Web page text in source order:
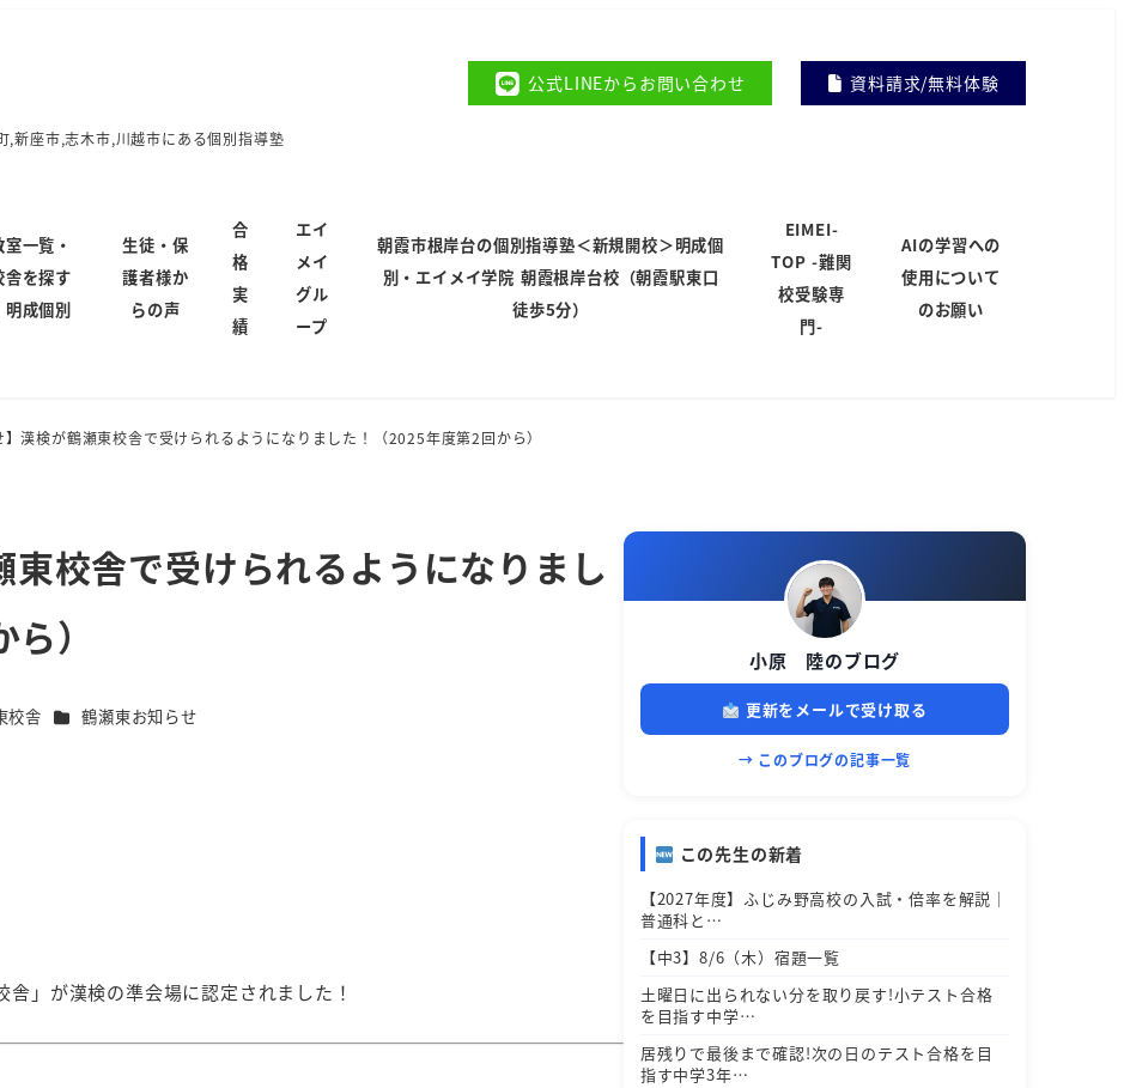
,新座市,志木市,川越市にある個別指導塾
公式LINEからお問い合わせ 資料請求/無料体験
室一覧・
舎を探す
明成個別
生徒・保
護者様か
らの声
合
格
実
績
エイ
メイ
グル
ープ
朝霞市根岸台の個別指導塾＜新規開校＞明成個
別・エイメイ学院 朝霞根岸台校（朝霞駅東口
徒歩5分）
EIMEI-
TOP -難関
校受験専
門-
AIの学習への
使用について
のお願い
】漢検が鶴瀬東校舎で受けられるようになりました！（2025年度第2回から）
東校舎で受けられるようになりまし
）
校舎 カテゴリー
鶴瀬東お知らせ
」が漢検の準会場に認定されました！
小原 陸のブログ
更新をメールで受け取る
→ このブログの記事一覧
この先生の新着
【2027年度】ふじみ野高校の入試・倍率を解説｜
普通科と…
【中3】8/6（木）宿題一覧
土曜日に出られない分を取り戻す!小テスト合格
を目指す中学…
居残りで最後まで確認!次の日のテスト合格を目
指す中学3年…